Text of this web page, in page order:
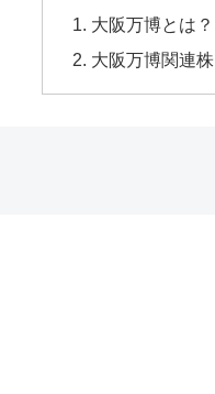
大阪万博とは？
大阪万博関連株